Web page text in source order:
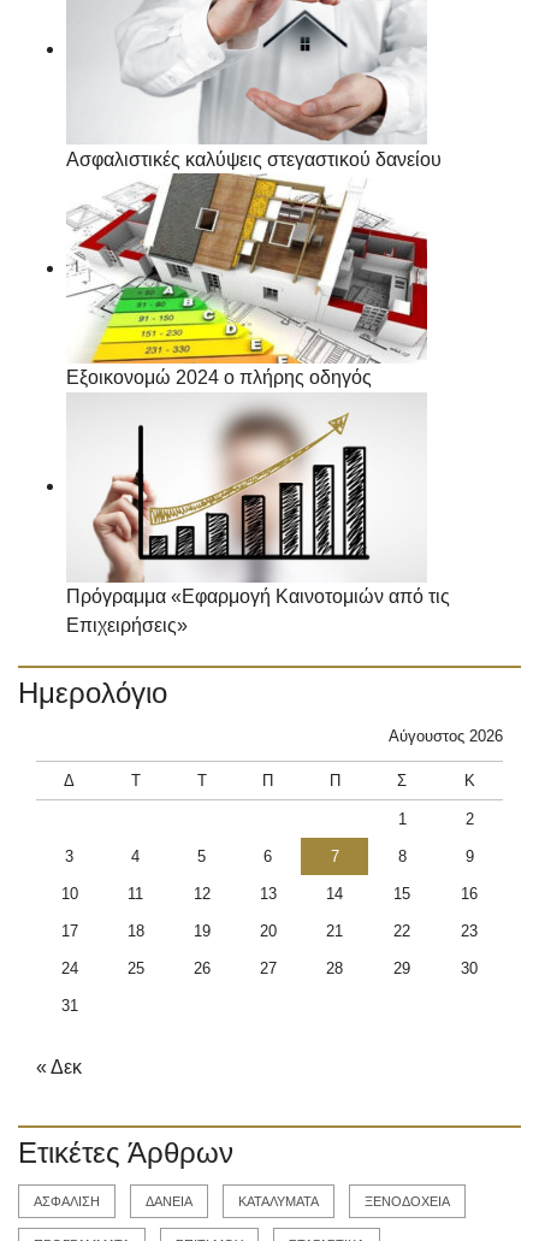
Ασφαλιστικές καλύψεις στεγαστικού δανείου
Εξοικονομώ 2024 ο πλήρης οδηγός
Πρόγραμμα «Εφαρμογή Καινοτομιών από τις
Επιχειρήσεις»
Ημερολόγιο
Αύγουστος 2026
Δ Τ Τ Π Π Σ Κ
1 2
3 4 5 6 7 8 9
10 11 12 13 14 15 16
17 18 19 20 21 22 23
24 25 26 27 28 29 30
31
« Δεκ
Ετικέτες Άρθρων
ΑΣΦΑΛΙΣΗ ΔΑΝΕΙΑ ΚΑΤΑΛΥΜΑΤΑ ΞΕΝΟΔΟΧΕΙΑ